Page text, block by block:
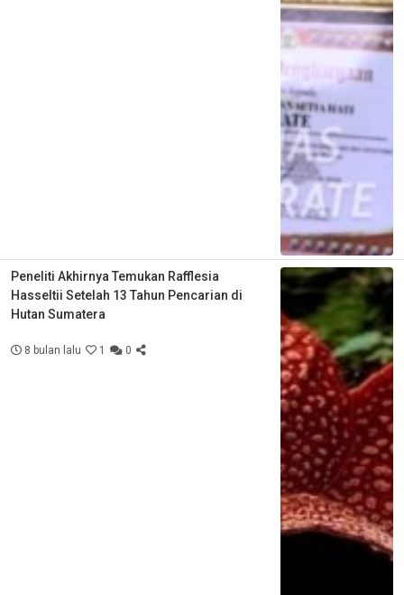
Peneliti Akhirnya Temukan Rafflesia
Hasseltii Setelah 13 Tahun Pencarian di
Hutan Sumatera
8 bulan lalu 1 0